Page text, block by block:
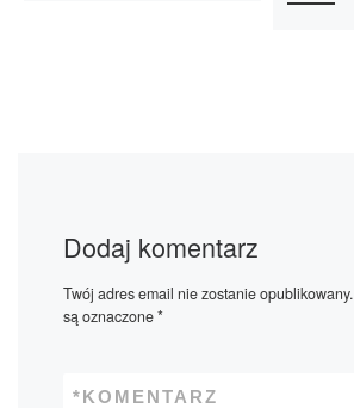
Dodaj komentarz
Twój adres email nie zostanie opublikowany.
są oznaczone*
KOMENTARZ
*